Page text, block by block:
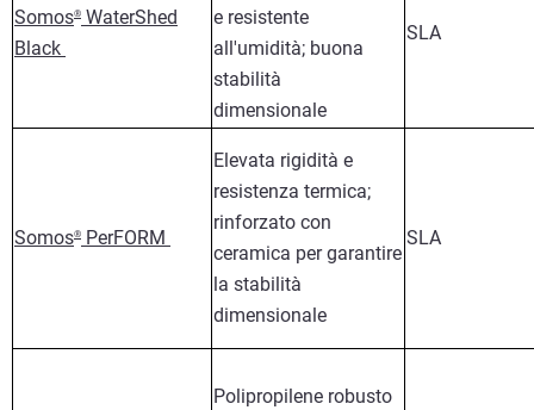
Somos® WaterShed
Black
e resistente
all'umidità; buona
stabilità
dimensionale
SLA
Somos® PerFORM
Elevata rigidità e
resistenza termica;
rinforzato con
ceramica per garantire
la stabilità
dimensionale
SLA
Polipropilene robusto